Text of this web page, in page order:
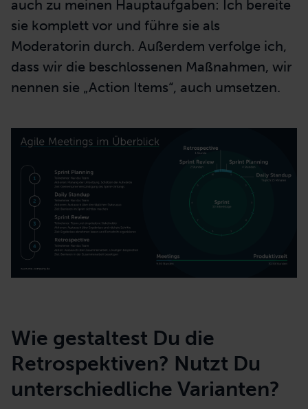
auch zu meinen Hauptaufgaben: Ich bereite
sie komplett vor und führe sie als
Moderatorin durch. Außerdem verfolge ich,
dass wir die beschlossenen Maßnahmen, wir
nennen sie „Action Items“, auch umsetzen.
Wie gestaltest Du die
Retrospektiven? Nutzt Du
unterschiedliche Varianten?